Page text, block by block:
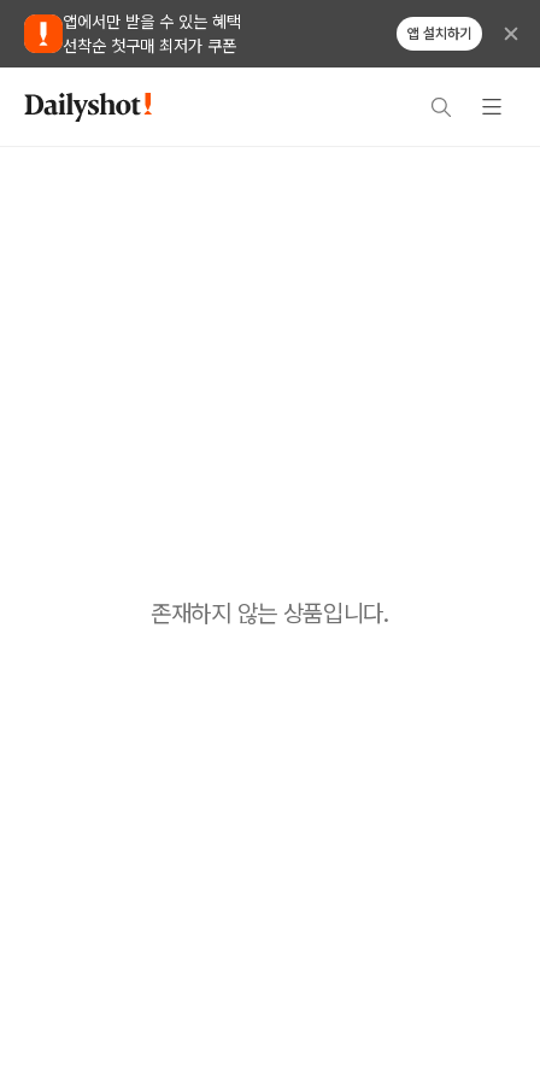
앱에서만 받을 수 있는 혜택
선착순 첫구매 최저가 쿠폰
앱 설치하기
존재하지 않는 상품입니다.